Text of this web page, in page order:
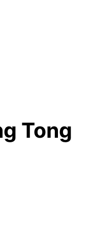
Tong